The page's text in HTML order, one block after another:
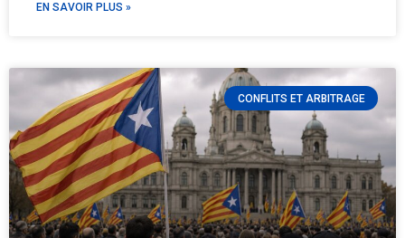
EN SAVOIR PLUS »
CONFLITS ET ARBITRAGE